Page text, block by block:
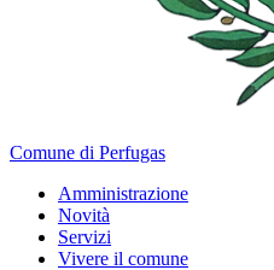
Comune di Perfugas
Amministrazione
Novità
Servizi
Vivere il comune